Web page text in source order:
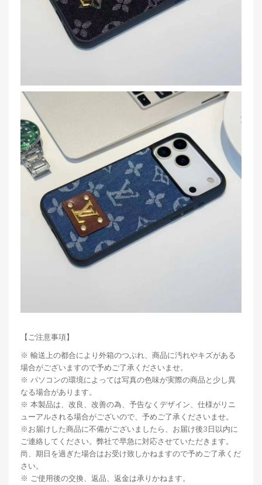
【ご注意事項】
※ 輸送上の都合により外箱のつぶれ、商品に汚れやキズがある
場合がございますので予めご了承くださいませ。
※ パソコンの環境によっては写真の色味が実際の商品と少し異
なる場合があります。
※ 本製品は、改良、改善の為、予告なくデザイン、仕様がリニ
ューアルされる場合がございので、予めご了承くださいませ。
※お届けした商品に不備がございましたら、お届け後3日以内に
ご連絡してください。弊社で早急に対応させていただきます。
尚、期日を過ぎた場合はお受け致しかねますので予めご了承くだ
さい。
※ ご使用後の交換、返品、返金は承りかねます。